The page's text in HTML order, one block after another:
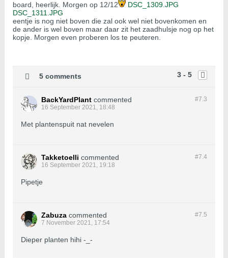
board, heerlijk. Morgen op 12/12
DSC_1309.JPG
DSC_1311.JPG
eentje is nog niet boven die zal ook wel niet bovenkomen en
de ander is wel boven maar daar zit het zaadhulsje nog op het
kopje. Morgen even proberen los te peuteren.
3 - 5
5 comments
#7.3
BackYardPlant commented
16 September 2021, 18:48
Met plantenspuit nat nevelen
#7.4
Takketoelli commented
16 September 2021, 19:18
Pipetje
#7.5
Zabuza commented
7 November 2021, 17:54
Dieper planten hihi -_-